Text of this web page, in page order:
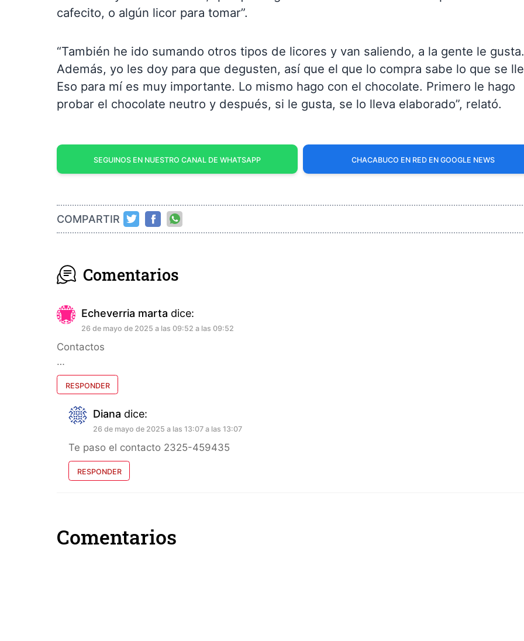
cafecito, o algún licor para tomar”.
“También he ido sumando otros tipos de licores y van saliendo, a la gente le gusta.
Además, yo les doy para que degusten, así que el que lo compra sabe lo que se
Eso para mí es muy importante. Lo mismo hago con el chocolate. Primero le hago
probar el chocolate neutro y después, si le gusta, se lo lleva elaborado”, relató.
SEGUINOS EN NUESTRO CANAL DE WHATSAPP CHACABUCO EN RED EN GOOGLE NEWS
COMPARTIR
Comentarios
Echeverria marta dice:
26 de mayo de 2025 a las 09:52 a las 09:52
Contactos
…
RESPONDER
Diana dice:
26 de mayo de 2025 a las 13:07 a las 13:07
Te paso el contacto 2325-459435
RESPONDER
Comentarios